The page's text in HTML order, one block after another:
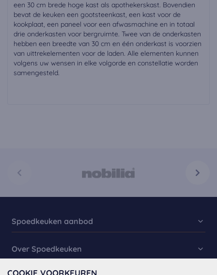
COOKIE VOORKEUREN
een 30 cm brede hoge kast als apothekerskast. Bovendien
bevat de keuken een gootsteenkast, een kast voor de
kookplaat, een paneel voor een afwasmachine en in totaal
drie onderkasten voor bergruimte. Twee van de onderkasten
hebben een breedte van 30 cm en één onderkast is voorzien
van uittrekelementen voor de laden. Alle elementen kunnen
volgens uw wensen in elke volgorde en constellatie worden
samengesteld.
Spoedkeuken aanbod
Keukencollectie
Spoed Keukens
Over Spoedkeuken
Over ons